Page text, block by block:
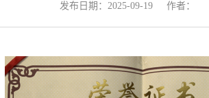
发布日期：2025-09-19 作者：